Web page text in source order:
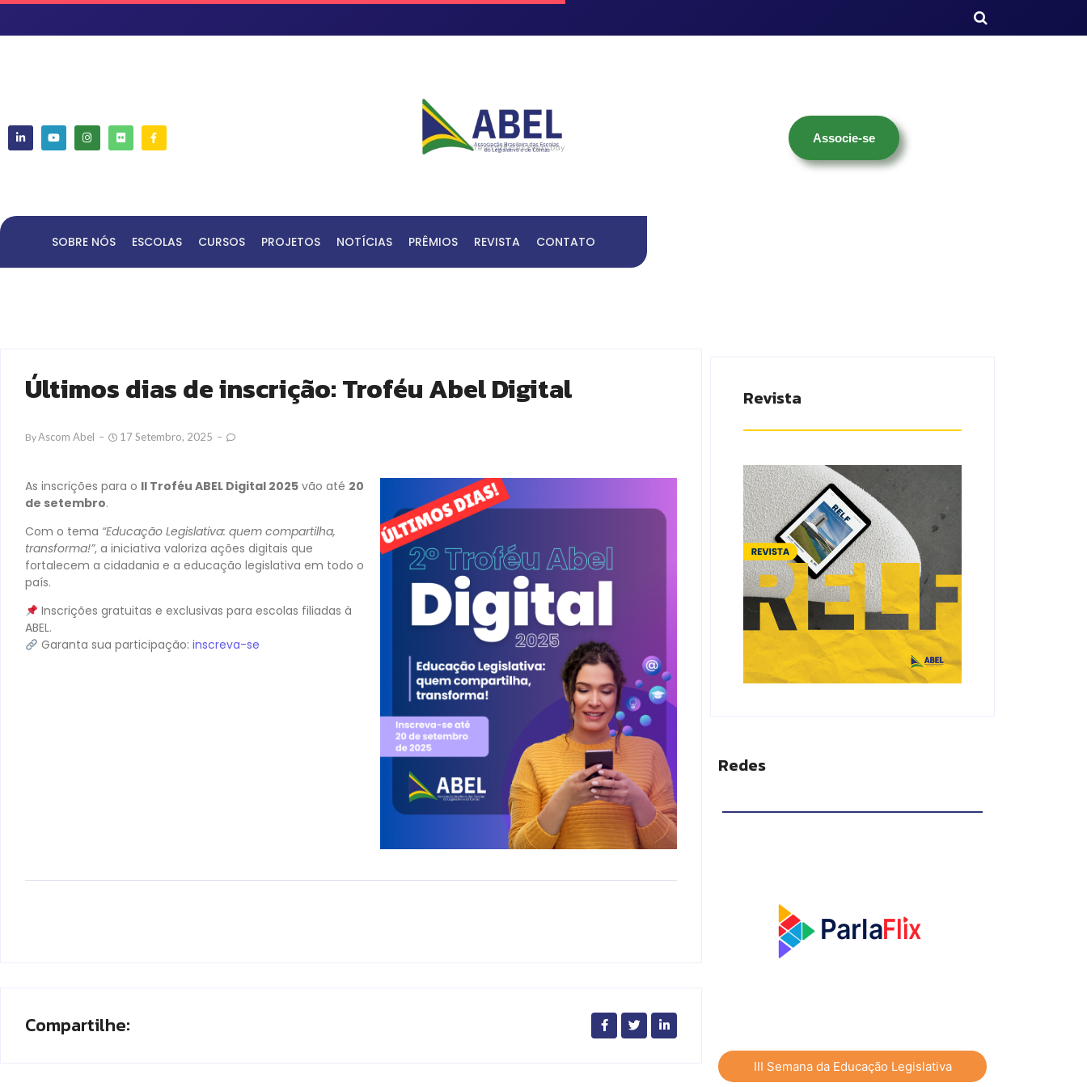
Fresh Articles Every Day
Associe-se
SOBRE NÓS ESCOLAS CURSOS PROJETOS NOTÍCIAS PRÊMIOS REVISTA CONTATO
Últimos dias de inscrição: Troféu Abel Digital
ByAscom Abel 17 Setembro, 2025
As inscrições para o II Troféu ABEL Digital 2025 vão até 20
de setembro.
Com o tema “Educação Legislativa: quem compartilha,
transforma!”, a iniciativa valoriza ações digitais que
fortalecem a cidadania e a educação legislativa em todo o
país.
Inscrições gratuitas e exclusivas para escolas filiadas à
ABEL.
Garanta sua participação: inscreva-se
Compartilhe:
Revista
Redes
ParlaFlix
III Semana da Educação Legislativa